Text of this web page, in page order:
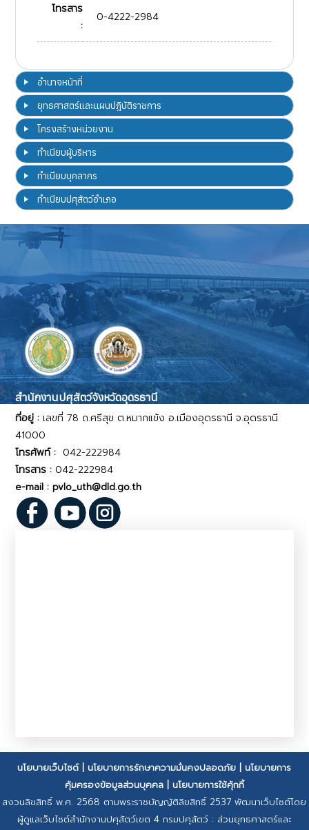
โทรสาร
:
0-4222-2984
อำนาจหน้าที่
ยุทธศาสตร์และแผนปฎิบัติราชการ
โครงสร้างหน่วยงาน
ทำเนียบผู้บริหาร
ทำเนียบบุคลากร
ทำเนียบปศุสัตว์อำเภอ
สำนักงานปศุสัตว์จังหวัดอุดรธานี
ที่อยู่ :เลขที่ 78 ถ.ศรีสุข ต.หมากแข้ง อ.เมืองอุดรธานี จ.อุดรธานี
41000
โทรศัพท์ : 042-222984
โทรสาร : 042-222984
e-mail : pvlo_uth@dld.go.th
นโยบายเว็บไซต์|นโยบายการรักษาความมั่นคงปลอดภัย |นโยบายการ
คุ้มครองข้อมูลส่วนบุคคล| นโยบายการใช้คุ้กกี้
สงวนลิขสิทธิ์ พ.ศ. 2568 ตามพระราชบัญญัติลิขสิทธิ์ 2537 พัฒนาเว็บไซต์โดย
ผู้ดูแลเว็บไซต์สำนักงานปศุสัตว์เขต 4 กรมปศุสัตว์ : ส่วนยุทธศาสตร์และ